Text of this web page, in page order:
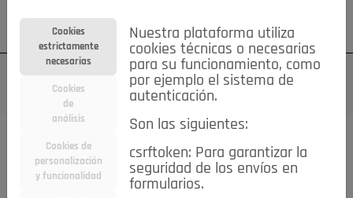
Su cuenta Regístrese ¿Olvidó su contraseña?
Cookies
estrictamente
necesarias
Cookies
de
análisis
Cookies de
personalización
y funcionalidad
Nuestra plataforma utiliza
cookies técnicas o necesarias
para su funcionamiento, como
por ejemplo el sistema de
autenticación.
Son las siguientes:
csrftoken: Para garantizar la
seguridad de los envíos en
formularios.